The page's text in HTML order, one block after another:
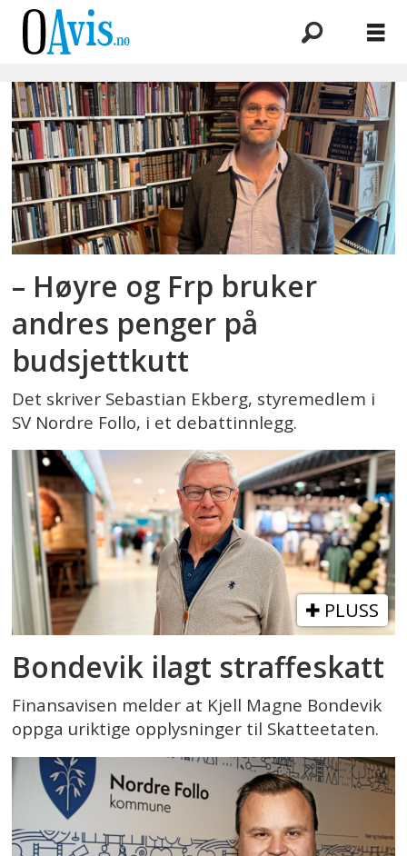
Emne:
skatt
– Høyre og Frp bruker
andres penger på
budsjettkutt
Det skriver Sebastian Ekberg, styremedlem i
SV Nordre Follo, i et debattinnlegg.
PLUSS
Bondevik ilagt straffeskatt
Finansavisen melder at Kjell Magne Bondevik
oppga uriktige opplysninger til Skatteetaten.